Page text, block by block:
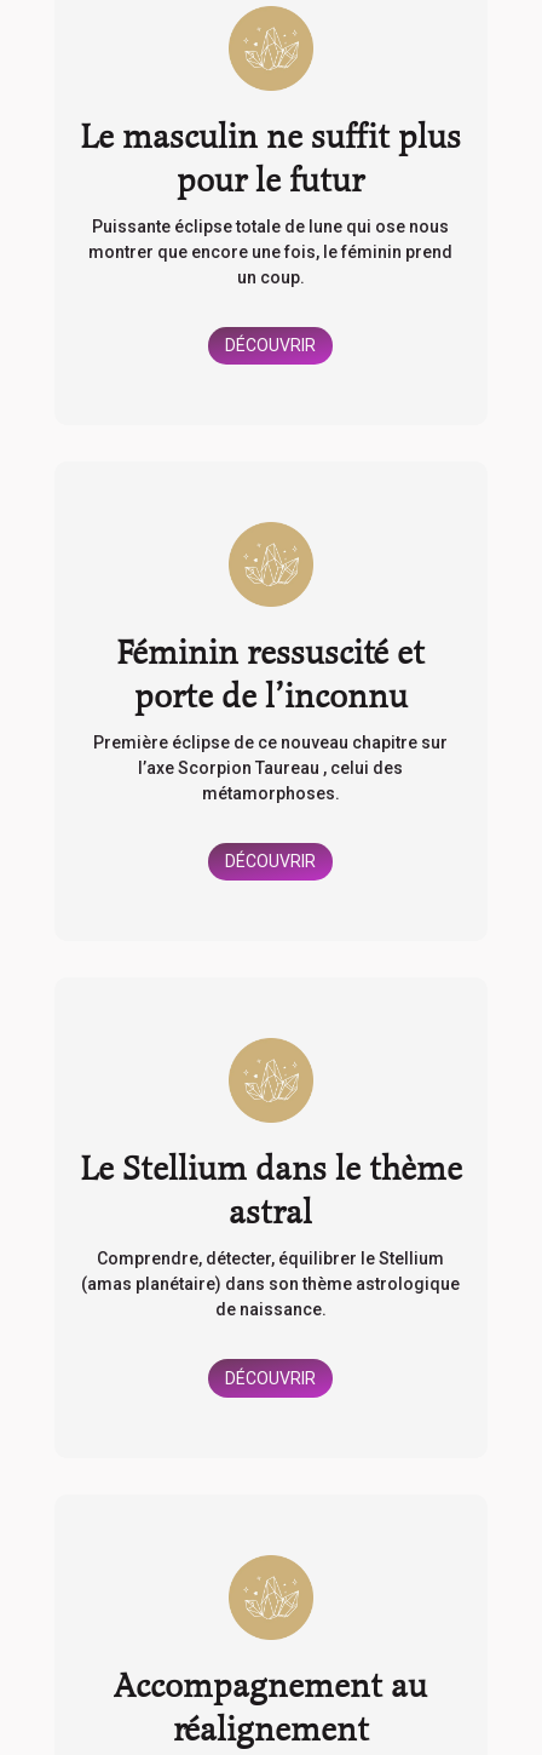
Le masculin ne suffit plus
pour le futur
Puissante éclipse totale de lune qui ose nous
montrer que encore une fois, le féminin prend
un coup.
DÉCOUVRIR
Féminin ressuscité et
porte de l’inconnu
Première éclipse de ce nouveau chapitre sur
l’axe Scorpion Taureau , celui des
métamorphoses.
DÉCOUVRIR
Le Stellium dans le thème
astral
Comprendre, détecter, équilibrer le Stellium
(amas planétaire) dans son thème astrologique
de naissance.
DÉCOUVRIR
Accompagnement au
réalignement